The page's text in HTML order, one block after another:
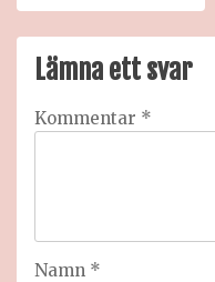
Lämna ett svar
Kommentar *
Namn *